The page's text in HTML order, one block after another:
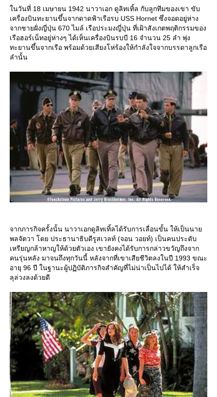
นวันที่ 18 เมษายน 1942 นาวาเอก ดูลิทเทิ้ล กับลูกทีมของเขา ขับ
เครื่องบินทะยานขึ้นจากดาดฟ้าเรือรบ USS Hornet ซึ่งจอดอยู่ห่าง
จากชายฝั่งญี่ปุ่น 670 ไมล์ เรือประมงญี่ปุ่น ที่เฝ้าสังเกตพฤติกรรมของ
เรือฮอร์เน็ทอยู่ห่างๆ ได้เห็นเครื่องบินรบบี 16 จำนวน 25 ลำ พุ่ง
ทะยานขึ้นจากเรือ พร้อมด้วยเสียงโห่ร้องให้กำลังใจจากบรรดาลูกเรือ
ลำนั้น
จากภารกิจครั้งนั้น นาวาเอกดูลิทเทิ้ลได้รับการเลื่อนขั้น ให้เป็นนา
พลจัตวา โดย ประธานาธิบดีรูสเวลท์ (จอน วอยท์) เป็นคนประดับ
เหรียญกล้าหาญให้ด้วยตัวเอง เขายังคงได้รับการกล่าวขวัญถึงจาก
คนรุ่นหลัง มาจนถึงทุกวันนี้ หลังจากที่เขาเสียชีวิตลงในปี 1993 ขณะ
อายุ 96 ปี ในฐานะผู้ปฏิบัติภารกิจสำคัญที่ไม่น่าเป็นไปได้ ให้สำเร็จ
ลุล่วงลงด้วยดี